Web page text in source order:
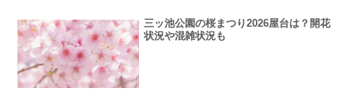
三ッ池公園の桜まつり2026屋台は？開花
状況や混雑状況も